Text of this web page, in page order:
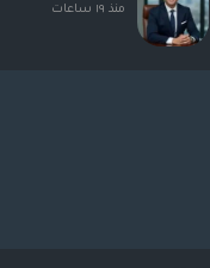
منذ ١٩ ساعات